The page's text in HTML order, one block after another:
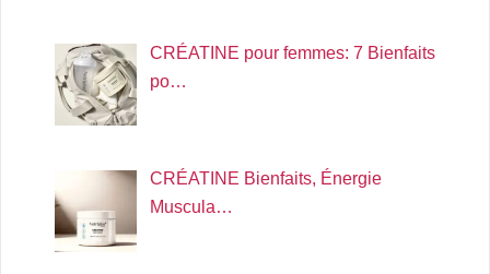
CRÉATINE pour femmes: 7 Bienfaits
po…
CRÉATINE Bienfaits, Énergie
Muscula…